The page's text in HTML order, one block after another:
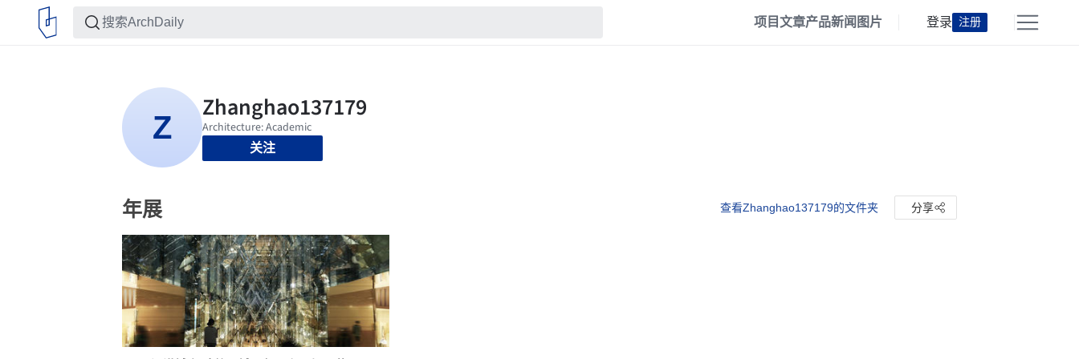
项目文章产品新闻 图片 登录 注册
关注
年展 查看Zhanghao137179的文件夹 分享